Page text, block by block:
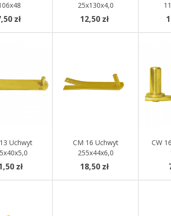
zł
25x130x4,0
12,50 zł
Koszyka
Uchwyt
zł
Dodaj Do Koszyka
CM 16 Uchwyt
255x44x6,0
18,50 zł
Dodaj
CW